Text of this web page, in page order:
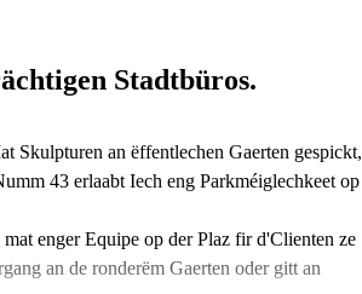
Stadtbüros.
Skulpturen an ëffentlechen Gaerten gespickt,
43 erlaabt Iech eng Parkméiglechkeet op
enger Equipe op der Plaz fir d'Clienten ze
an de ronderëm Gaerten oder gitt an